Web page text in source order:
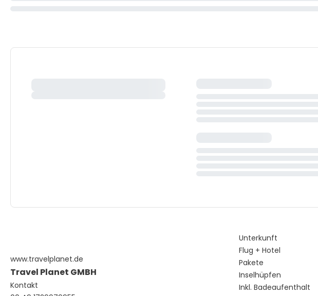
www.travelplanet.de
Travel Planet GMBH
Kontakt
Unterkunft
Flug + Hotel
Pakete
Inselhüpfen
Inkl. Badeaufenthalt